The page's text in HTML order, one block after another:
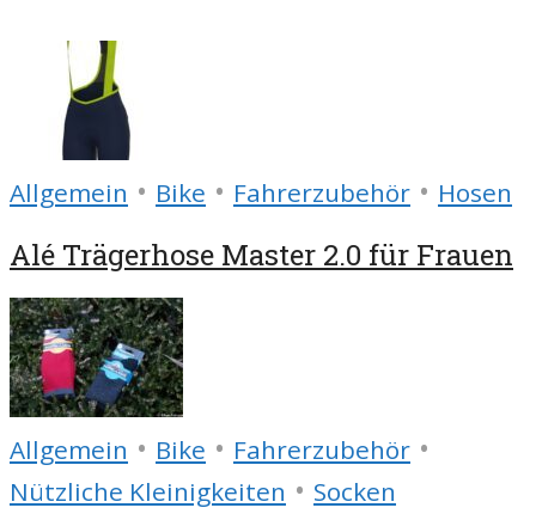
Allgemein • Bike • Fahrerzubehör • Hosen
Alé Trägerhose Master 2.0 für Frauen
Allgemein • Bike • Fahrerzubehör •
Nützliche Kleinigkeiten • Socken